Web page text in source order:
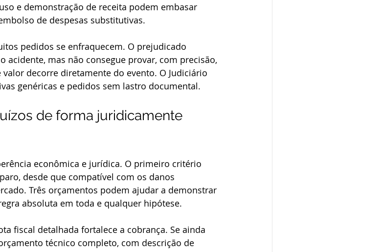
e demonstração de receita podem embasar
de despesas substitutivas.
pedidos se enfraquecem. O prejudicado
acidente, mas não consegue provar, com precisão,
decorre diretamente do evento. O Judiciário
genéricas e pedidos sem lastro documental.
de forma juridicamente
econômica e jurídica. O primeiro critério
desde que compatível com os danos
Três orçamentos podem ajudar a demonstrar
absoluta em toda e qualquer hipótese.
fiscal detalhada fortalece a cobrança. Se ainda
técnico completo, com descrição de